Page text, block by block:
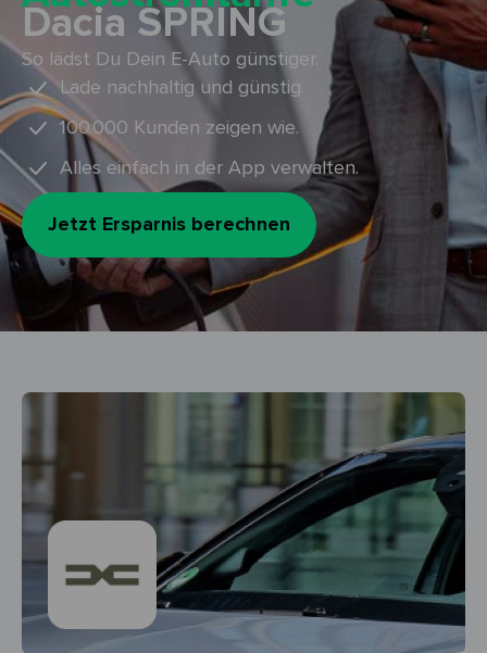
Dacia SPRING
So lädst Du Dein E-Auto günstiger.
Lade nachhaltig und günstig.
100.000 Kunden zeigen wie.
Alles einfach in der App verwalten.
Jetzt Ersparnis berechnen